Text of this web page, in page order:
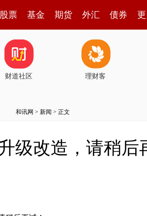
股票 基金 期货 外汇 债券
财道社区 理财客
和讯网 > 新闻 > 正文
级改造，请稍后